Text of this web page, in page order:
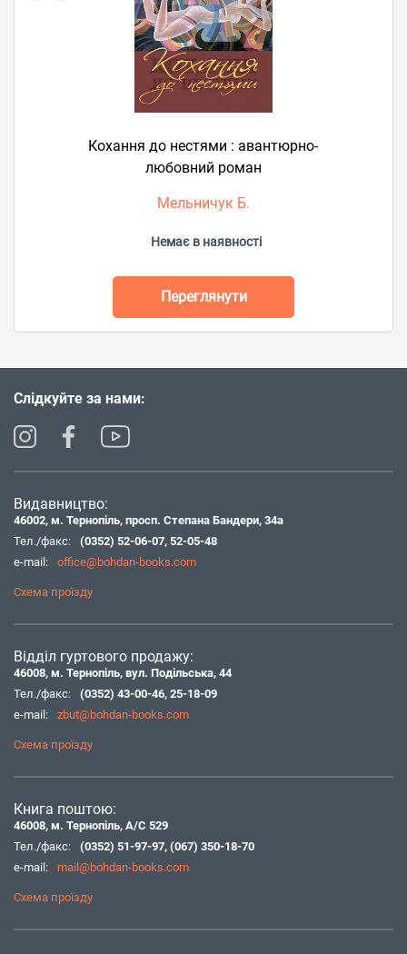
Кохання до нестями : авантюрно-
любовний роман
Мельничук Б.
Немає в наявності
Переглянути
Слідкуйте за нами:
Видавництво:
46002, м. Тернопіль, просп. Степана Бандери, 34а
Тел./факс:
(0352) 52-06-07, 52-05-48
e-mail:
office@bohdan-books.com
Схема проїзду
Відділ гуртового продажу:
46008, м. Тернопіль, вул. Подільська, 44
Тел./факс:
(0352) 43-00-46, 25-18-09
e-mail:
zbut@bohdan-books.com
Схема проїзду
Книга поштою:
46008, м. Тернопіль, А/С 529
Тел./факс:
(0352) 51-97-97, (067) 350-18-70
e-mail:
mail@bohdan-books.com
Схема проїзду